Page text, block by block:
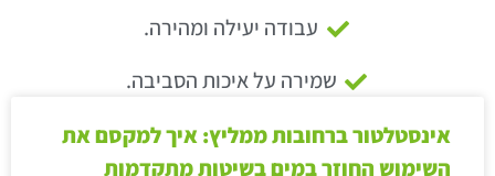
עבודה יעילה ומהירה.
שמירה על איכות הסביבה.
אינסטלטור ברחובות ממליץ: איך למקסם את
השימוש החוזר במים בשיטות מתקדמות